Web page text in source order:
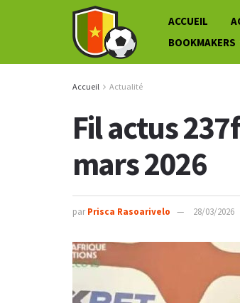
ACCUEIL
BOOKMAKERS
Accueil Actualité
Fil actus
mars 2026
par Prisca Rasoarivelo 28/03/2026